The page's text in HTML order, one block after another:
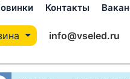
Контакты
info@vseled.ru